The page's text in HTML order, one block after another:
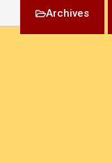
Archives